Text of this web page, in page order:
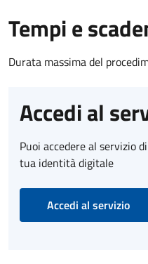
Tempi e
Durata massima del
Accedi al
Puoi accedere al servizio
tua identità digitale
Accedi al servizio